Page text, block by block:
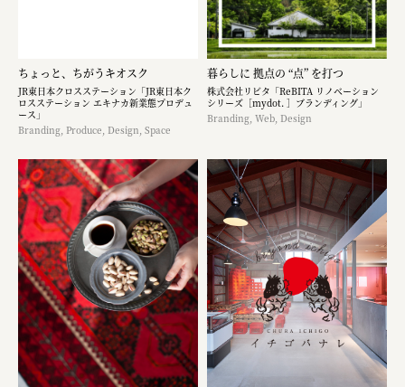
ちょっと、ちがうキオスク
JR東日本クロスステーション「JR東日本ク
ロスステーション エキナカ新業態プロデュ
ース」
Branding, Produce, Design, Space
暮らしに 拠点の “点” を打つ
株式会社リビタ「ReBITA リノベーション
シリーズ［mydot. ］ブランディング」
Branding, Web, Design